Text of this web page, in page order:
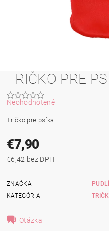
TRIČKO PRE
Neohodnotené
Tričko pre psíka
€7,90
€6,42 bez DPH
ZNAČKA
KATEGÓRIA
Otázka